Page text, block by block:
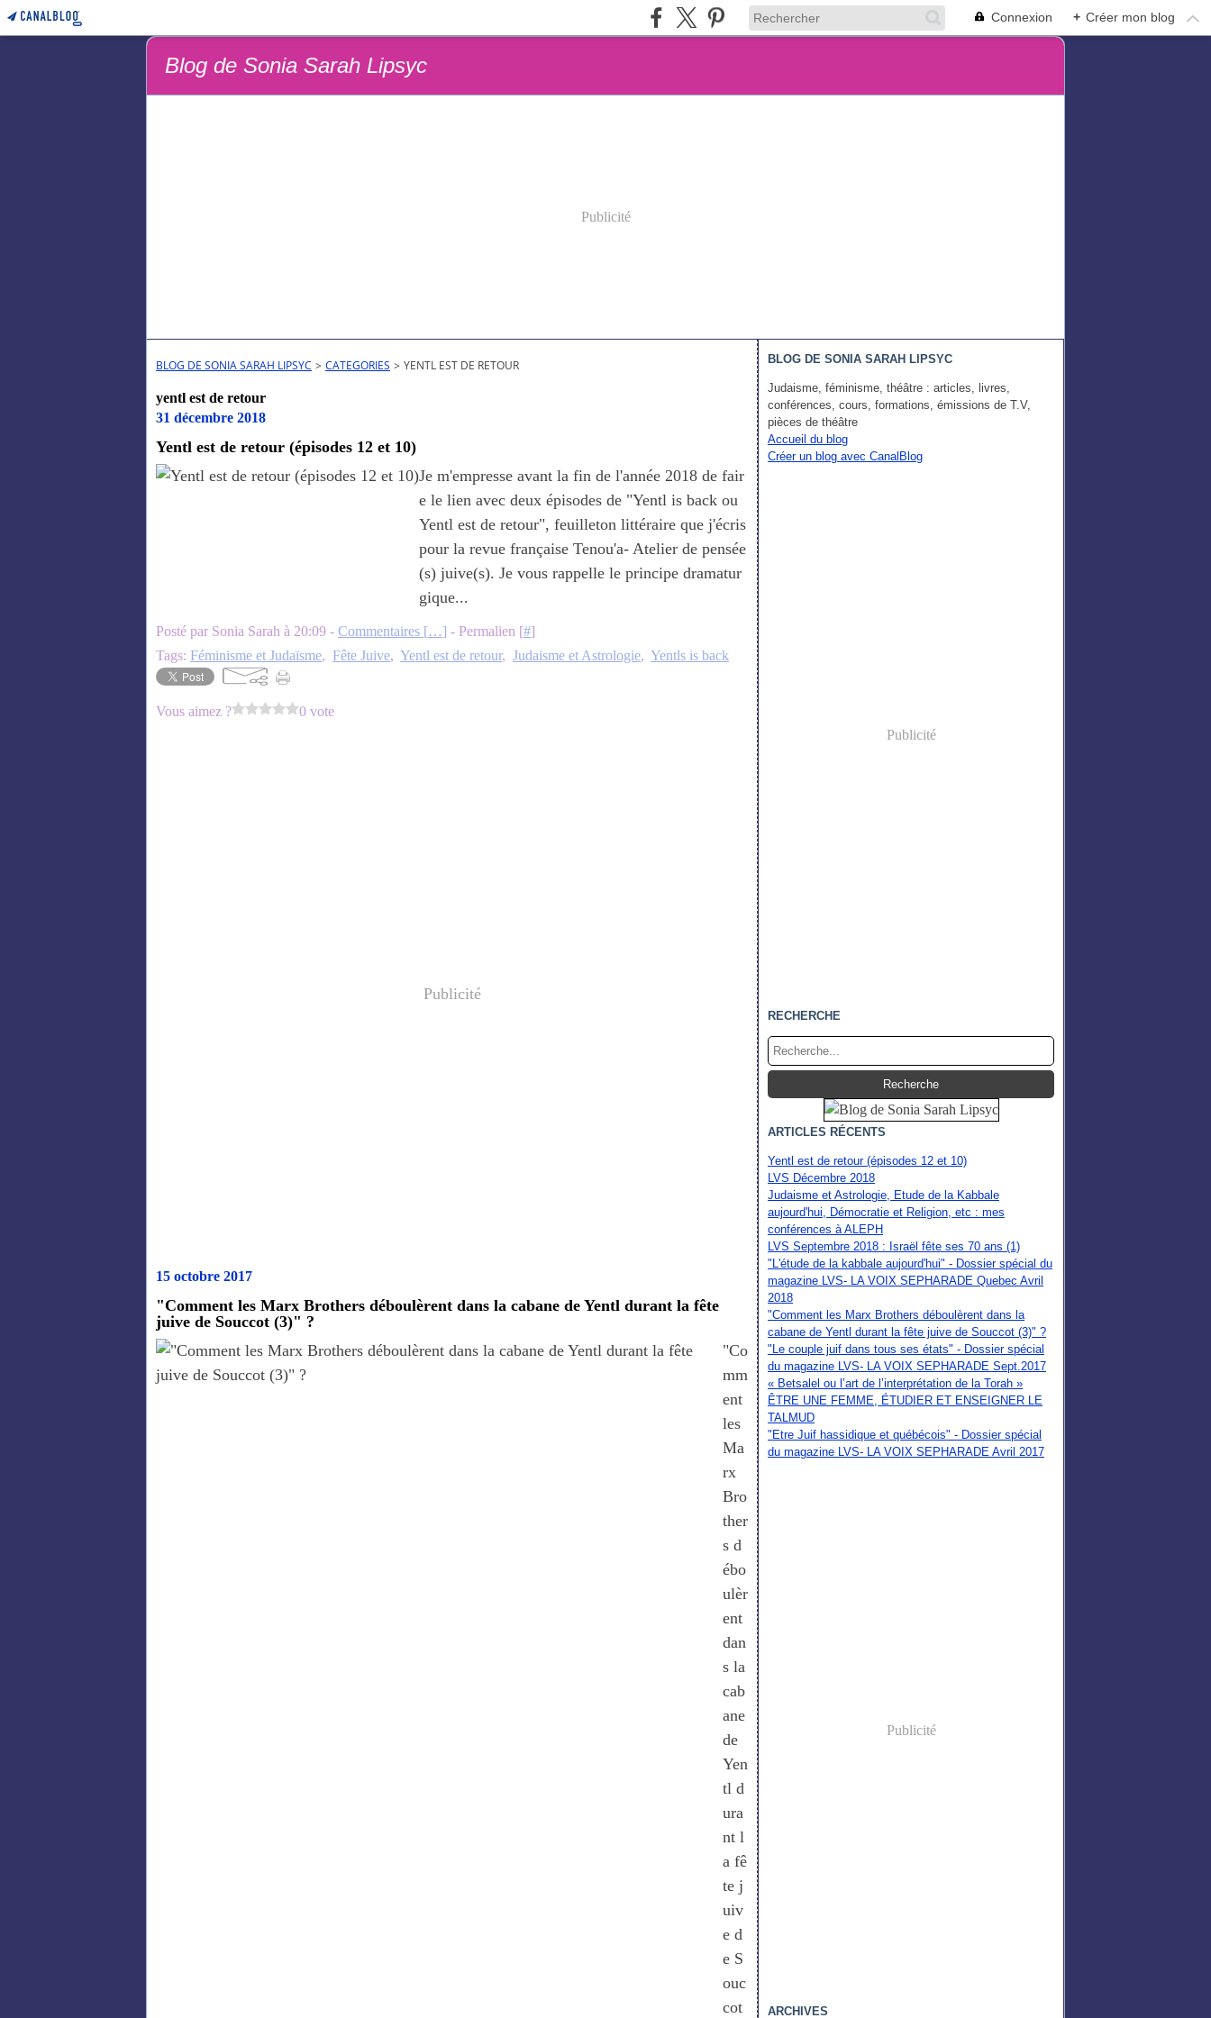
Connexion + Créer mon blog
Blog de Sonia Sarah Lipsyc
Publicité
BLOG DE SONIA SARAH LIPSYC > CATEGORIES > YENTL EST DE RETOUR
yentl est de retour
31 décembre 2018
Yentl est de retour (épisodes 12 et 10)
Je m'empresse avant la fin de l'année 2018 de fair
e le lien avec deux épisodes de "Yentl is back ou
Yentl est de retour", feuilleton littéraire que j'écris
pour la revue française Tenou'a- Atelier de pensée
(s) juive(s). Je vous rappelle le principe dramatur
gique...
Posté par Sonia Sarah à 20:09 - Commentaires […] - Permalien [#]
Tags: Féminisme et Judaïsme, Fête Juive, Yentl est de retour, Judaisme et Astrologie, Yentls is back
Vous aimez ? 0 vote
Publicité
15 octobre 2017
"Comment les Marx Brothers déboulèrent dans la cabane de Yentl durant la fête
juive de Souccot (3)" ?
"Co
mm
ent
les
Ma
rx
Bro
ther
s d
ébo
ulèr
ent
dan
s la
cab
ane
de
Yen
tl d
ura
nt l
a fê
te j
uiv
e d
e S
ouc
cot
BLOG DE SONIA SARAH LIPSYC
Judaisme, féminisme, théâtre : articles, livres,
conférences, cours, formations, émissions de T.V,
pièces de théâtre
Accueil du blog
Créer un blog avec CanalBlog
Publicité
RECHERCHE
ARTICLES RÉCENTS
Yentl est de retour (épisodes 12 et 10)
LVS Décembre 2018
Judaisme et Astrologie, Etude de la Kabbale
aujourd'hui, Démocratie et Religion, etc : mes
conférences à ALEPH
LVS Septembre 2018 : Israël fête ses 70 ans (1)
"L'étude de la kabbale aujourd'hui" - Dossier spécial du
magazine LVS- LA VOIX SEPHARADE Quebec Avril
2018
"Comment les Marx Brothers déboulèrent dans la
cabane de Yentl durant la fête juive de Souccot (3)" ?
"Le couple juif dans tous ses états" - Dossier spécial
du magazine LVS- LA VOIX SEPHARADE Sept.2017
« Betsalel ou l’art de l’interprétation de la Torah »
ÊTRE UNE FEMME, ÉTUDIER ET ENSEIGNER LE
TALMUD
"Etre Juif hassidique et québécois" - Dossier spécial
du magazine LVS- LA VOIX SEPHARADE Avril 2017
Publicité
ARCHIVES